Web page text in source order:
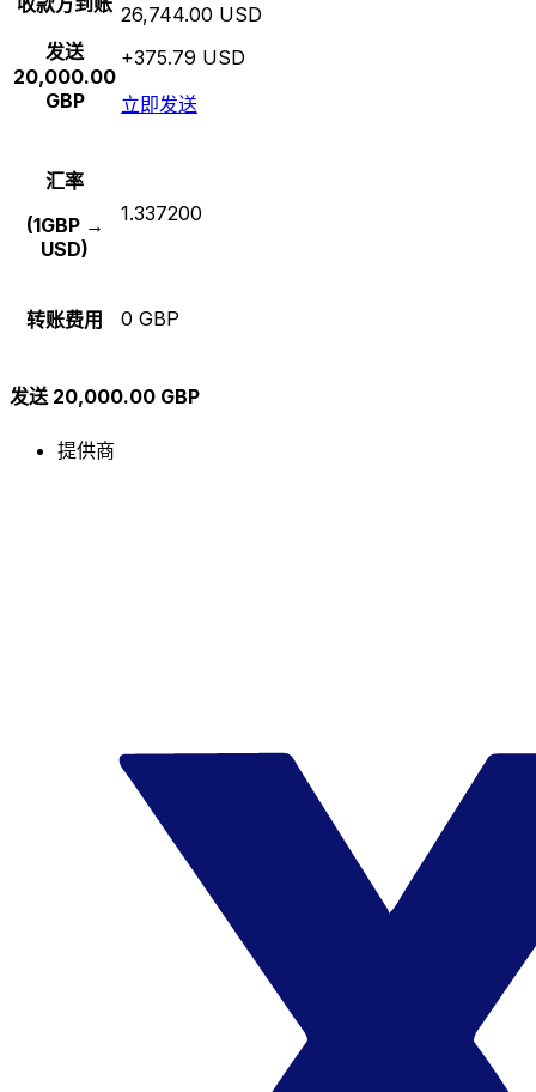
发送
20,000.00
GBP
26,744.00 USD
+375.79 USD
立即发送
汇率
(1GBP →
USD)
1.337200
转账费用 0 GBP
发送 20,000.00 GBP
提供商